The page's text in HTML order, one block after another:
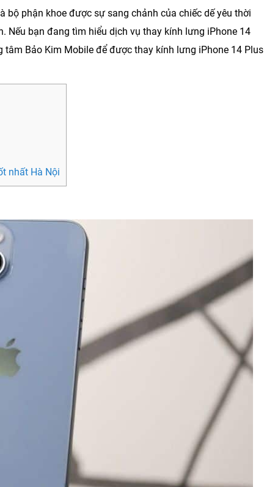
phận khoe được sự sang chảnh của chiếc dế yêu thời
Nếu bạn đang tìm hiểu dịch vụ thay kính lưng iPhone 14
Bảo Kim Mobile để được thay kính lưng iPhone 14 Plus
nhất Hà Nội